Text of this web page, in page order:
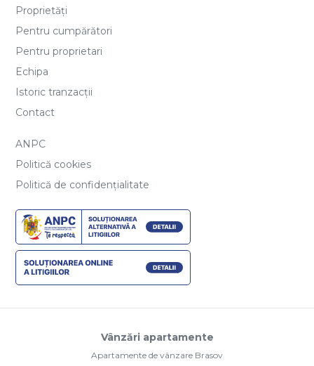
Proprietăți
Pentru cumpărători
Pentru proprietari
Echipa
Istoric tranzacții
Contact
ANPC
Politică cookies
Politică de confidențialitate
Vânzări apartamente
Apartamente de vânzare Brasov